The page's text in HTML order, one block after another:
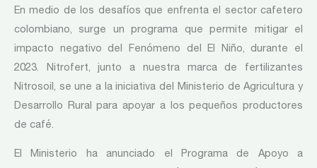
En medio de los desafíos que enfrenta el sector cafetero
colombiano, surge un programa que permite mitigar el
impacto negativo del Fenómeno del El Niño, durante el
2023. Nitrofert, junto a nuestra marca de fertilizantes
Nitrosoil, se une a la iniciativa del Ministerio de Agricultura y
Desarrollo Rural para apoyar a los pequeños productores
de café.
El Ministerio ha anunciado el Programa de Apoyo a